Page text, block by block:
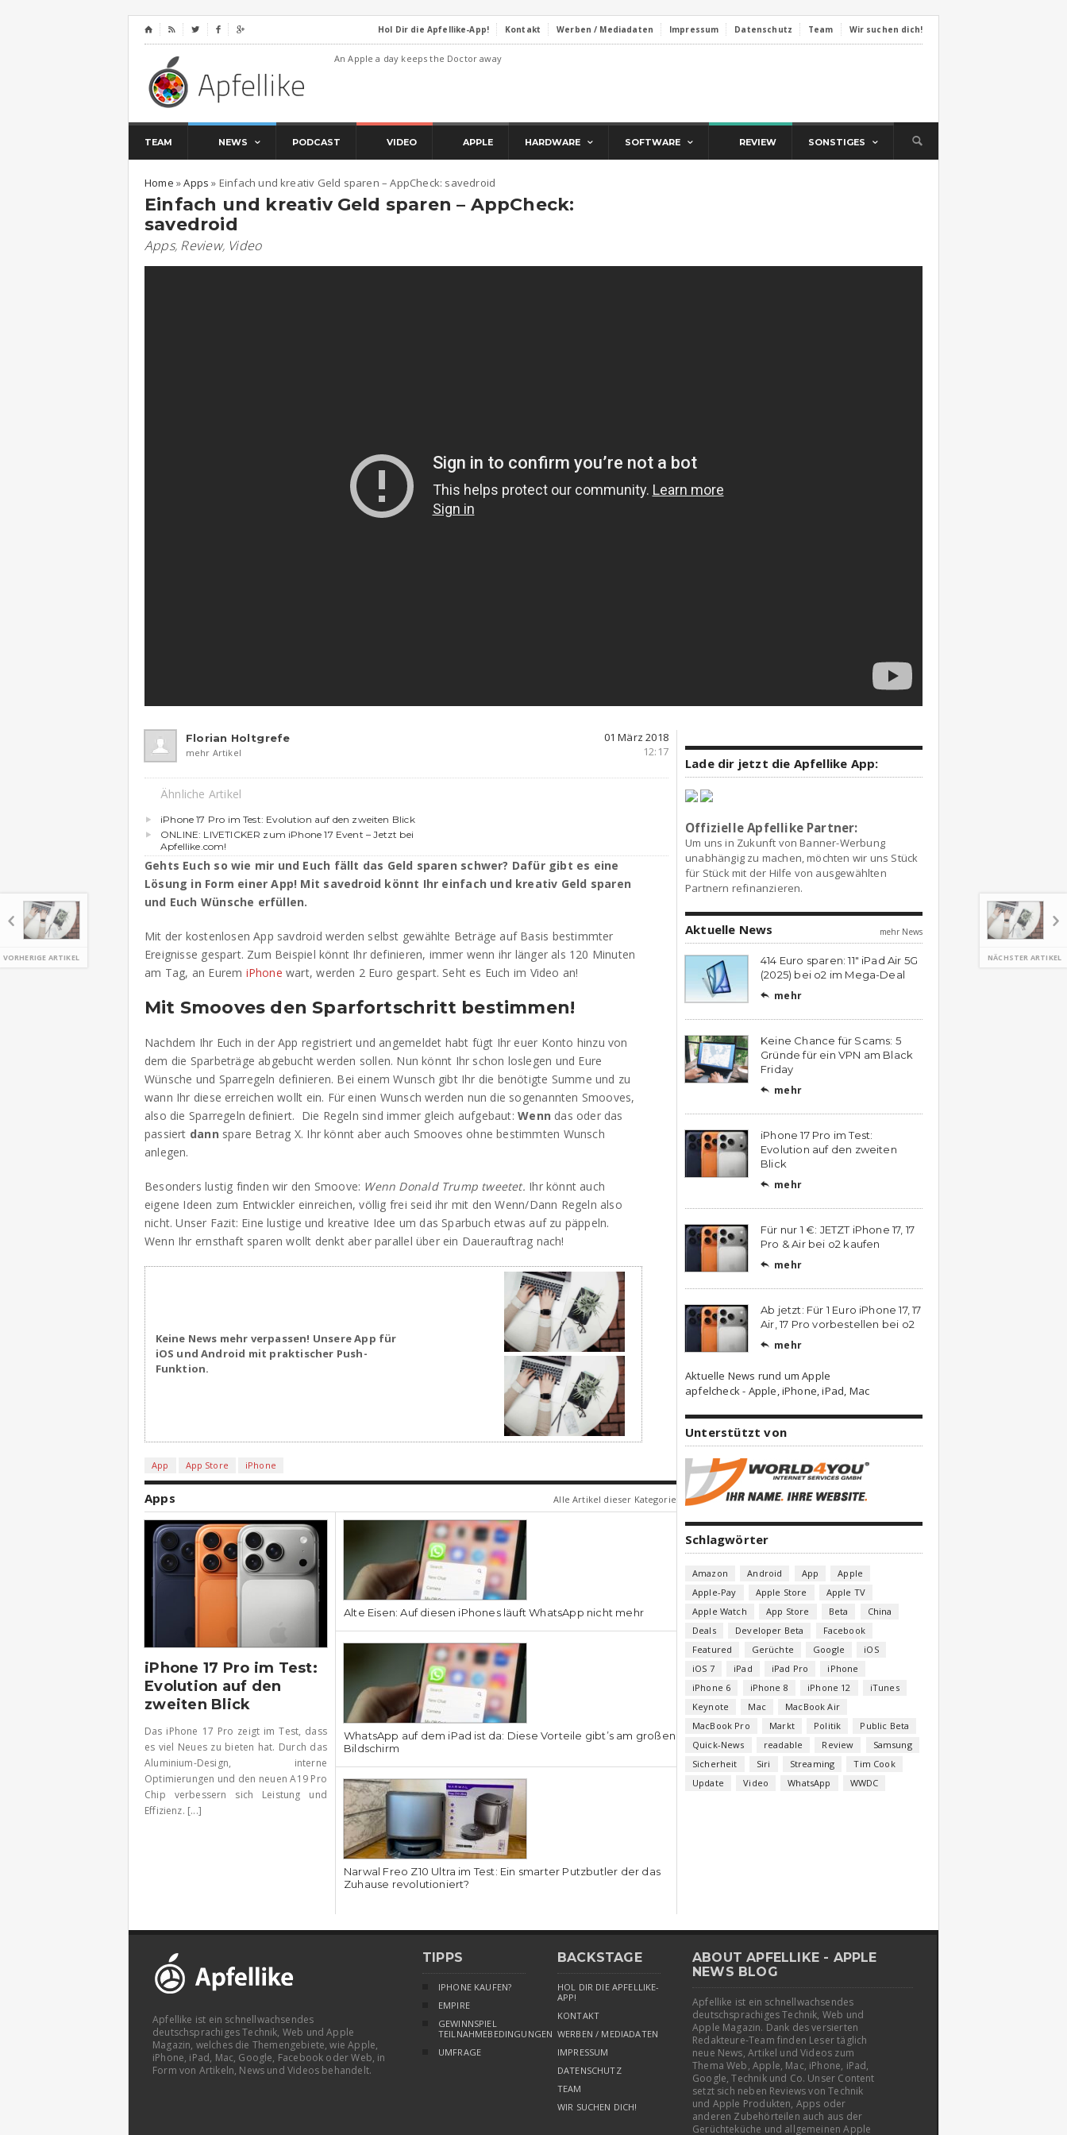
VORHERIGE ARTIKEL NÄCHSTER ARTIKEL
⌂     Hol Dir die Apfellike-App! Kontakt Werben / Mediadaten Impressum Datenschutz Team Wir suchen dich!
An Apple a day keeps the Doctor away
TEAM NEWS PODCAST VIDEO APPLE HARDWARE SOFTWARE REVIEW SONSTIGES
Home »Apps » Einfach und kreativ Geld sparen – AppCheck: savedroid
Einfach und kreativ Geld sparen – AppCheck:
savedroid
Apps, Review, Video
Florian Holtgrefe
mehr Artikel
01 März 2018
12:17
Ähnliche Artikel
iPhone 17 Pro im Test: Evolution auf den zweiten Blick
ONLINE: LIVETICKER zum iPhone 17 Event – Jetzt bei
Apfellike.com!
Gehts Euch so wie mir und Euch fällt das Geld sparen schwer? Dafür gibt es eine
Lösung in Form einer App! Mit savedroid könnt Ihr einfach und kreativ Geld sparen
und Euch Wünsche erfüllen.
Mit der kostenlosen App savdroid werden selbst gewählte Beträge auf Basis bestimmter
Ereignisse gespart. Zum Beispiel könnt Ihr definieren, immer wenn ihr länger als 120 Minuten
am Tag, an Eurem iPhone wart, werden 2 Euro gespart. Seht es Euch im Video an!
Mit Smooves den Sparfortschritt bestimmen!
Nachdem Ihr Euch in der App registriert und angemeldet habt fügt Ihr euer Konto hinzu von
dem die Sparbeträge abgebucht werden sollen. Nun könnt Ihr schon loslegen und Eure
Wünsche und Sparregeln definieren. Bei einem Wunsch gibt Ihr die benötigte Summe und zu
wann Ihr diese erreichen wollt ein. Für einen Wunsch werden nun die sogenannten Smooves,
also die Sparregeln definiert. Die Regeln sind immer gleich aufgebaut:Wenn das oder das
passiert dann spare Betrag X. Ihr könnt aber auch Smooves ohne bestimmten Wunsch
anlegen.
Besonders lustig finden wir den Smoove: Wenn Donald Trump tweetet. Ihr könnt auch
eigene Ideen zum Entwickler einreichen, völlig frei seid ihr mit den Wenn/Dann Regeln also
nicht. Unser Fazit: Eine lustige und kreative Idee um das Sparbuch etwas auf zu päppeln.
Wenn Ihr ernsthaft sparen wollt denkt aber parallel über ein Dauerauftrag nach!
Keine News mehr verpassen! Unsere App für
iOS und Android mit praktischer Push-
Funktion.
App App Store iPhone
Apps Alle Artikel dieser Kategorie
iPhone 17 Pro im Test:
Evolution auf den
zweiten Blick
Das iPhone 17 Pro zeigt im Test, dass
es viel Neues zu bieten hat. Durch das
Aluminium-Design, interne
Optimierungen und den neuen A19 Pro
Chip verbessern sich Leistung und
Effizienz. [...]
Alte Eisen: Auf diesen iPhones läuft WhatsApp nicht mehr
WhatsApp auf dem iPad ist da: Diese Vorteile gibt’s am großen
Bildschirm
Narwal Freo Z10 Ultra im Test: Ein smarter Putzbutler der das
Zuhause revolutioniert?
Lade dir jetzt die Apfellike App:
Offizielle Apfellike Partner:
Um uns in Zukunft von Banner-Werbung
unabhängig zu machen, möchten wir uns Stück
für Stück mit der Hilfe von ausgewählten
Partnern refinanzieren.
Aktuelle News mehr News
414 Euro sparen: 11″ iPad Air 5G
(2025) bei o2 im Mega-Deal
 mehr
Keine Chance für Scams: 5
Gründe für ein VPN am Black
Friday
 mehr
iPhone 17 Pro im Test:
Evolution auf den zweiten
Blick
 mehr
Für nur 1 €: JETZT iPhone 17, 17
Pro & Air bei o2 kaufen
 mehr
Ab jetzt: Für 1 Euro iPhone 17, 17
Air, 17 Pro vorbestellen bei o2
 mehr
Aktuelle News rund um Apple
apfelcheck - Apple, iPhone, iPad, Mac
Unterstützt von
Schlagwörter
Amazon Android App
Apple
Apple-Pay
Apple Store
Apple TV
Apple Watch
App Store Beta
China
Deals
Developer Beta
Facebook
Featured
Gerüchte Google
iOS
iOS 7
iPad iPad Pro
iPhone
iPhone 6
iPhone 8 iPhone 12
iTunes
Keynote
Mac
MacBook Air
MacBook Pro
Markt Politik
Public Beta
Quick-News
readable Review
Samsung
Sicherheit
Siri Streaming
Tim Cook
Update
Video WhatsApp WWDC
Apfellike ist ein schnellwachsendes
deutschsprachiges Technik, Web und Apple
Magazin, welches die Themengebiete, wie Apple,
iPhone, iPad, Mac, Google, Facebook oder Web, in
Form von Artikeln, News und Videos behandelt.
TIPPS
IPHONE KAUFEN?
EMPIRE
GEWINNSPIEL
TEILNAHMEBEDINGUNGEN
UMFRAGE
BACKSTAGE
HOL DIR DIE APFELLIKE-
APP!
KONTAKT
WERBEN / MEDIADATEN
IMPRESSUM
DATENSCHUTZ
TEAM
WIR SUCHEN DICH!
ABOUT APFELLIKE - APPLE
NEWS BLOG
Apfellike ist ein schnellwachsendes
deutschsprachiges Technik, Web und
Apple Magazin. Dank des versierten
Redakteure-Team finden Leser täglich
neue News, Artikel und Videos zum
Thema Web, Apple, Mac, iPhone, iPad,
Google, Technik und Co. Unser Content
setzt sich neben Reviews von Technik
und Apple Produkten, Apps oder
anderen Zubehörteilen auch aus der
Gerüchteküche und allgemeinen Apple